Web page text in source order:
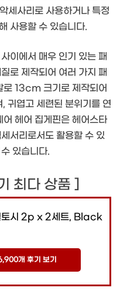
세사리로 사용하거나 특정
사용할 수 있습니다.
이에서 매우 인기 있는 패
로 제작되어 여러 가지 패
로 13cm 크기로 제작되어
귀엽고 세련된 분위기를 연
헤어 집게핀은 헤어스타
서리로서도 활용할 수 있
있습니다.
최다 상품 ]
토시 2p x 2세트, Black
개 후기 보기